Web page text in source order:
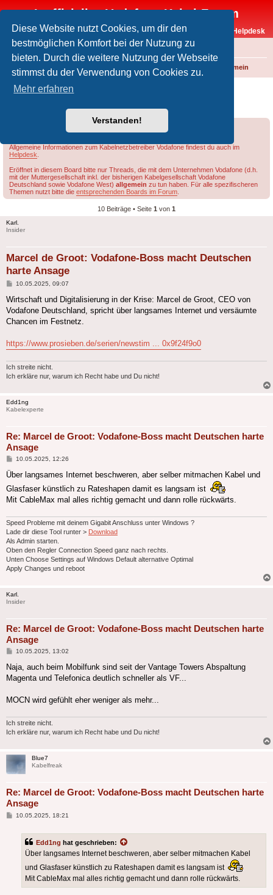
Diese Website nutzt Cookies, um dir den
bestmöglichen Komfort bei der Nutzung zu
bieten. Durch die weitere Nutzung der Webseite
stimmst du der Verwendung von Cookies zu.
Mehr erfahren
Verstanden!
Inoffizielles Vodafone-Kabel-Forum
Vodafone-Kabel-Helpdesk
FAQ
Foren-Übersicht Rund um Vodafone / Aktuelles Vodafone allgemein
Marcel de Groot: Vodafone-Boss macht
Allgemeine Informationen zum Kabelnetzbetreiber Vodafone findest du auch im
Helpdesk
Eröffnet in diesem Board bitte nur Threads, die mit dem Unternehmen Vodafone (d.h.
mit der Muttergesellschaft inkl. der bisherigen Kabelgesellschaft Vodafone
Deutschland sowie Vodafone West) allgemein zu tun haben. Für alle spezifischeren
Themen nutzt bitte die entsprechenden Boards im Forum
10 Beiträge • Seite 1 von 1
Karl.
Insider
Marcel de Groot: Vodafone-Boss macht Deutschen
harte Ansage
Beitrag
10.05.2025, 09:07
Wirtschaft und Digitalisierung in der Krise: Marcel de Groot, CEO von
Vodafone Deutschland, spricht über langsames Internet und versäumte
Chancen im Festnetz.
https://www.prosieben.de/serien/newstim ... 0x9f24f9o0
Ich streite nicht.
Ich erkläre nur, warum ich Recht habe und Du nicht!
Edd1ng
Kabelexperte
Re: Marcel de Groot: Vodafone-Boss macht Deutschen harte
Ansage
Beitrag
10.05.2025, 12:26
Über langsames Internet beschweren, aber selber mitmachen Kabel und
Glasfaser künstlich zu Rateshapen damit es langsam ist
Mit CableMax mal alles richtig gemacht und dann rolle rückwärts.
Speed Probleme mit deinem Gigabit Anschluss unter Windows ?
Lade dir diese Tool runter > Download
Als Admin starten.
Oben den Regler Connection Speed ganz nach rechts.
Unten Choose Settings auf Windows Default alternative Optimal
Apply Changes und reboot
Karl.
Insider
Re: Marcel de Groot: Vodafone-Boss macht Deutschen harte
Ansage
Beitrag
10.05.2025, 13:02
Naja, auch beim Mobilfunk sind seit der Vantage Towers Abspaltung
Magenta und Telefonica deutlich schneller als VF...
MOCN wird gefühlt eher weniger als mehr...
Ich streite nicht.
Ich erkläre nur, warum ich Recht habe und Du nicht!
Blue7
Kabelfreak
Re: Marcel de Groot: Vodafone-Boss macht Deutschen harte
Ansage
Beitrag
10.05.2025, 18:21
Edd1ng hat geschrieben:
Über langsames Internet beschweren, aber selber mitmachen Kabel
und Glasfaser künstlich zu Rateshapen damit es langsam ist
Mit CableMax mal alles richtig gemacht und dann rolle rückwärts.